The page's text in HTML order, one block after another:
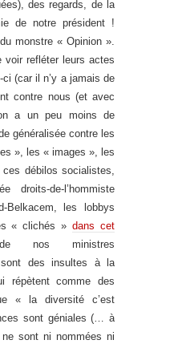
des regards, de la
de notre président !
monstre « Opinion ».
voir refléter leurs actes
(car il n’y a jamais de
contre nous (et avec
a un peu moins de
généralisée contre les
», les « images », les
débilos socialistes,
droits-de-l’hommiste
Belkacem, les lobbys
« clichés »dans cet
ministres
sont des insultes à la
répètent comme des
« la diversité c’est
sont géniales (… à
sont ni nommées ni